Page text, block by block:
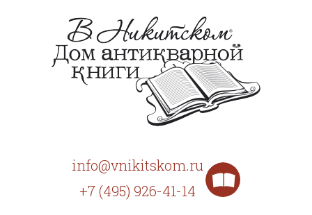
info@vnikitskom.ru
+7 (495) 926-41-14